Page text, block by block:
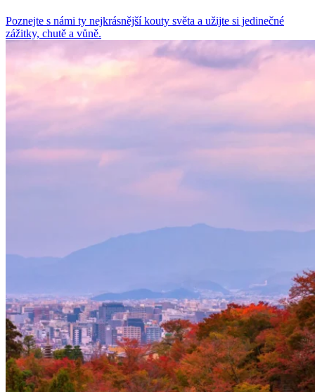
Poznejte s námi ty nejkrásnější kouty světa a užijte si jedinečné
zážitky, chutě a vůně.